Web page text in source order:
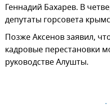
Геннадий Бахарев. В
депутаты горсовета
Позже Аксенов заявил,
кадровые перестановки
руководстве Алушты.